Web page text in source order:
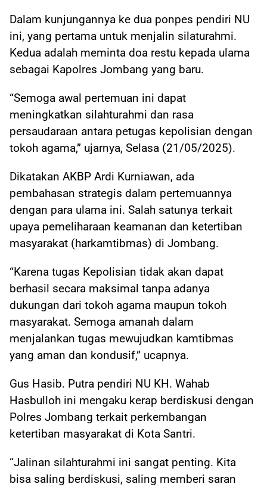
Dalam kunjungannya ke dua ponpes pendiri NU
ini, yang pertama untuk menjalin silaturahmi.
Kedua adalah meminta doa restu kepada ulama
sebagai Kapolres Jombang yang baru.
“Semoga awal pertemuan ini dapat
meningkatkan silahturahmi dan rasa
persaudaraan antara petugas kepolisian dengan
tokoh agama,” ujarnya, Selasa (21/05/2025).
Dikatakan AKBP Ardi Kurniawan, ada
pembahasan strategis dalam pertemuannya
dengan para ulama ini. Salah satunya terkait
upaya pemeliharaan keamanan dan ketertiban
masyarakat (harkamtibmas) di Jombang.
“Karena tugas Kepolisian tidak akan dapat
berhasil secara maksimal tanpa adanya
dukungan dari tokoh agama maupun tokoh
masyarakat. Semoga amanah dalam
menjalankan tugas mewujudkan kamtibmas
yang aman dan kondusif,” ucapnya.
Gus Hasib. Putra pendiri NU KH. Wahab
Hasbulloh ini mengaku kerap berdiskusi dengan
Polres Jombang terkait perkembangan
ketertiban masyarakat di Kota Santri.
“Jalinan silahturahmi ini sangat penting. Kita
bisa saling berdiskusi, saling memberi saran